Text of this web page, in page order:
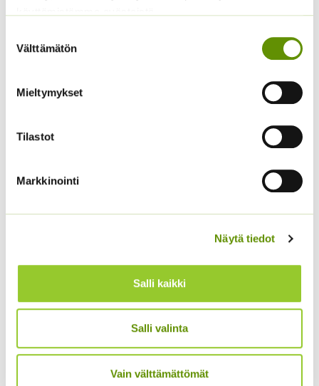
valinta
Välttämätön
Mieltymykset
Tilastot
Markkinointi
Näytä tiedot
Salli kaikki
Salli valinta
Vain välttämättömät
3,50€ Sisältää arvonlisäveron
Kiinanasteri Hulk (50 s)
Sisältää arvonlisäveron
Kääpiöauringonkukka
Pacino Mix